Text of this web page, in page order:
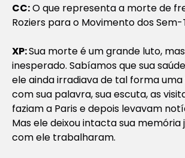
CC:O que representa a morte de
Roziers para o Movimento dos
XP:Sua morte é um grande luto,
inesperado. Sabíamos que sua
ele ainda irradiava de tal forma
com sua palavra, sua escuta, as
faziam a Paris e depois levavam
Mas ele deixou intacta sua memória
com ele trabalharam.